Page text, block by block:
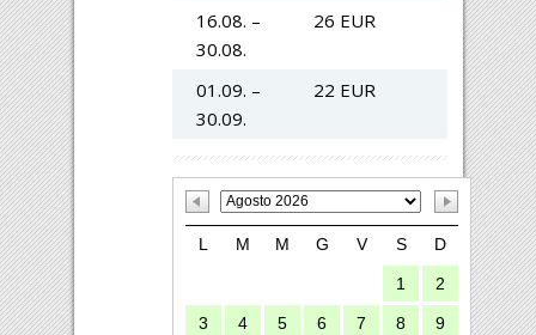
16.08. –
30.08.
26 EUR
01.09. –
30.09.
22 EUR
L M M G V S D
1 2
3 4 5 6 7 8 9